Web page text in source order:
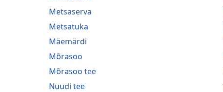
Metsaserva
Metsatuka
Mäemärdi
Mõrasoo
Mõrasoo tee
Nuudi tee